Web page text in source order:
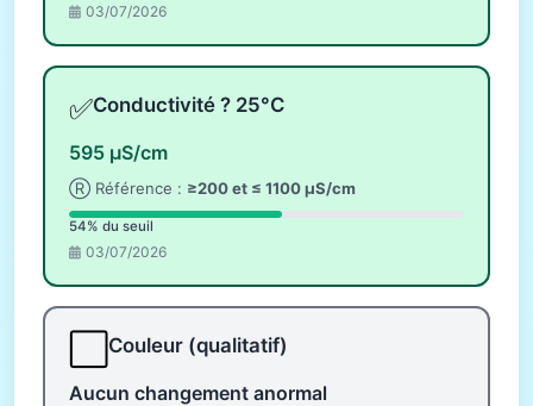
03/07/2026
✅Conductivité ? 25°C
595 µS/cm
Ⓡ Référence : ≥200 et ≤ 1100 µS/cm
54% du seuil
03/07/2026
Couleur (qualitatif)
Aucun changement anormal